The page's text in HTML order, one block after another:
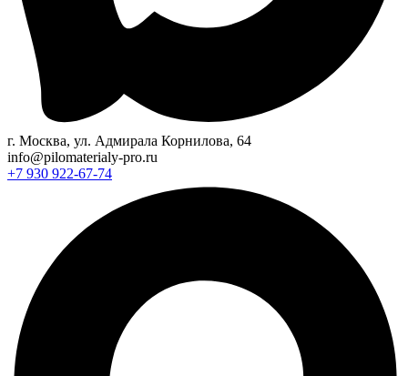
г. Москва, ул. Адмирала Корнилова, 64
info@pilomaterialy-pro.ru
+7 930 922-67-74